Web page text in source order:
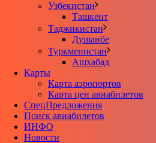
Узбекистан
Ташкент
Таджикистан
Душанбе
Туркменистан
Ашхабад
Карты
Карта аэропортов
Карта цен авиабилетов
CпецПредложения
Поиск авиабилетов
ИНФО
Новости